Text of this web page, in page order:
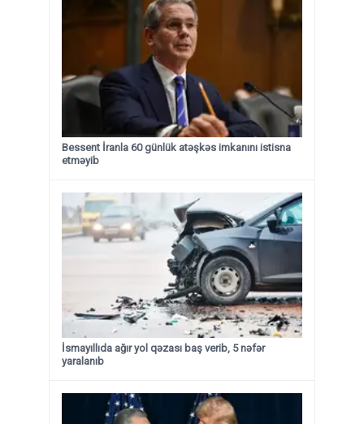
Bessent İranla 60 günlük atəşkəs imkanını istisna
etməyib
İsmayıllıda ağır yol qəzası baş verib, 5 nəfər
yaralanıb